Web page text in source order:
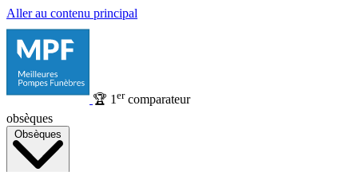
Aller au contenu principal
🏆 1 ercomparateur
obsèques
Obsèques